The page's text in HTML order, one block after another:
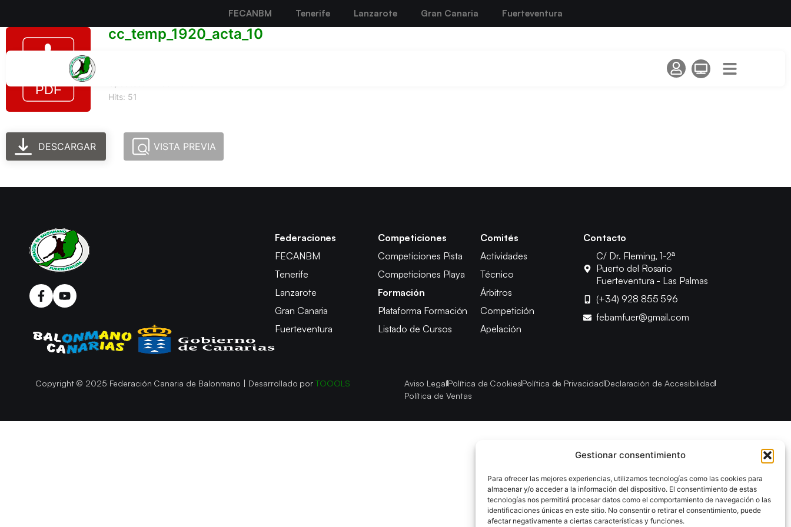
Gestionar consentimiento
Para ofrecer las mejores experiencias, utilizamos tecnologías como las cookies para
almacenar y/o acceder a la información del dispositivo. El consentimiento de estas
tecnologías nos permitirá procesar datos como el comportamiento de navegación o las
identificaciones únicas en este sitio. No consentir o retirar el consentimiento, puede
afectar negativamente a ciertas características y funciones.
FECANBM Tenerife Lanzarote Gran Canaria Fuerteventura
cc_temp_1920_acta_10
Hits: 51
DESCARGAR VISTA PREVIA
Federaciones
FECANBM
Tenerife
Lanzarote
Gran Canaria
Fuerteventura
Competiciones
Competiciones Pista
Competiciones Playa
Formación
Plataforma Formación
Listado de Cursos
Comités
Actividades
Técnico
Árbitros
Competición
Apelación
Contacto
C/ Dr. Fleming, 1-2ª
Puerto del Rosario
Fuerteventura - Las Palmas
(+34) 928 855 596
febamfuer@gmail.com
Copyright © 2025 Federación Canaria de Balonmano | Desarrollado porTOOOLS Aviso LegalPolítica de CookiesPolítica de PrivacidadDeclaración de Accesibilidad
Política de Ventas